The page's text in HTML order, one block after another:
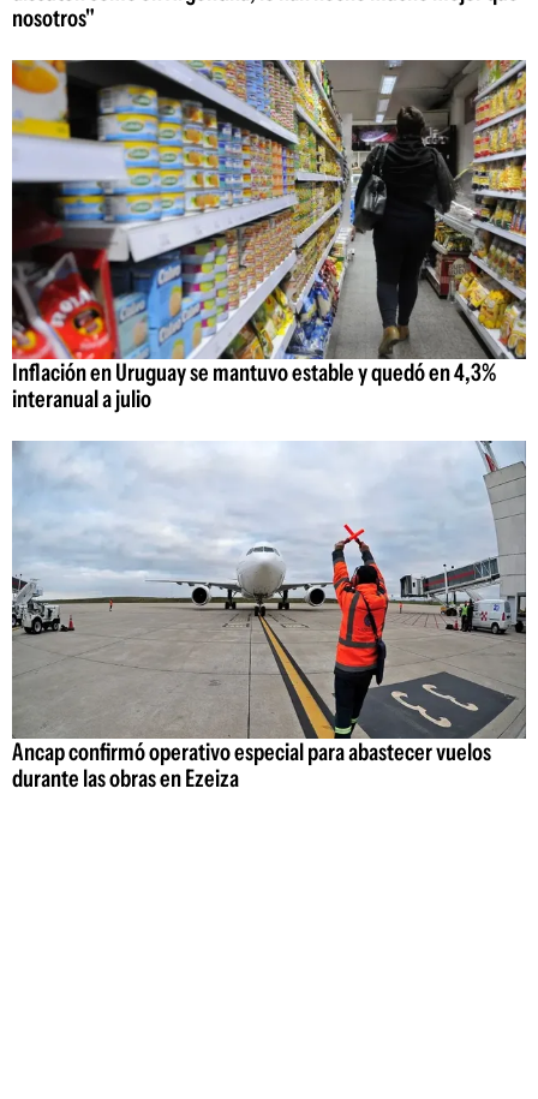
nosotros"
Inflación en Uruguay se mantuvo estable y quedó en 4,3%
interanual a julio
Ancap confirmó operativo especial para abastecer vuelos
durante las obras en Ezeiza